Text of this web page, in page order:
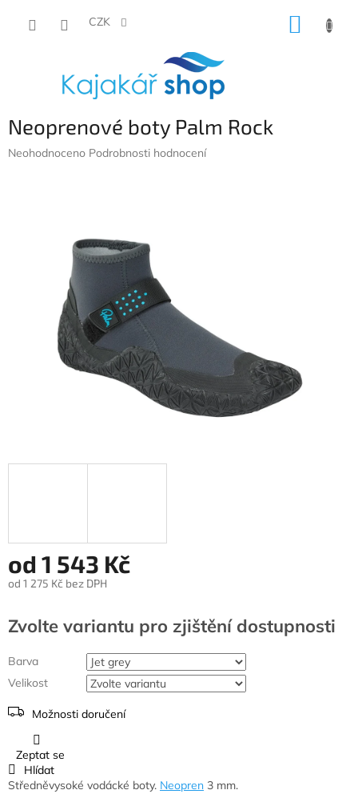
CZK
Neoprenové boty Palm Rock
Průměrné
Neohodnoceno Podrobnosti hodnocení
od 1 543 Kč
od 1 275 Kč bez DPH
cena:
Zvolte variantu
Barva
Velikost
Možnosti doručení
Středněvysoké vodácké boty. Neopren 3 mm.
Zeptat se
Hlídat